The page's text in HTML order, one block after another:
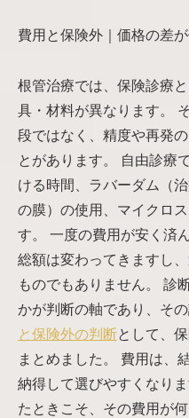
費用と保険外｜価格の差
根管治療では、保険診療
具・材料が異なります。
段ではなく、精度や再発
とがあります。 自由診療
ける時間、ラバーダム（
の膜）の使用、マイクロ
す。 一度の費用が安く済
総額は変わってきますし
ものでもありません。 診
かが判断の軸であり、そ
と保険外の判断として、
まとめました。 費用は、
納得して選びやすくなり
たときこそ、その費用が